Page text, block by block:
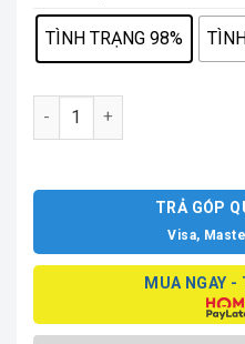
TÌNH TRẠNG 98%
IPHONE 14 PRO MAX 99%
TRẢ GÓP
Visa,
MUA NGAY -